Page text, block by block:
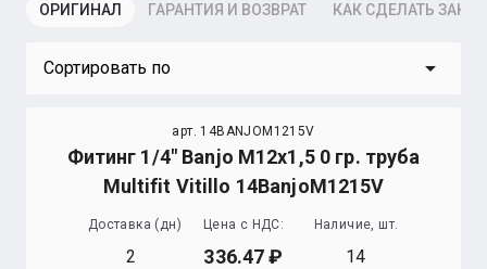
ОРИГИНАЛ ГАРАНТИЯ И ВОЗВРАТ КАК СДЕЛАТЬ
Сортировать по arrow_drop_down
арт. 14BANJOM1215V
Фитинг 1/4" Banjo М12х1,5 0 гр. труба
Multifit Vitillo 14BanjoM1215V
Доставка (дн)
2
Цена с НДС:
336.47
Наличие, шт.
14